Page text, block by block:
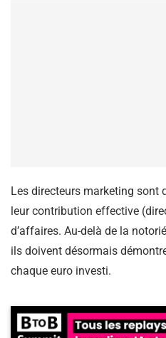
Les directeurs marketing sont
leur contribution effective
d’affaires. Au-delà de la
ils doivent désormais
chaque euro investi.